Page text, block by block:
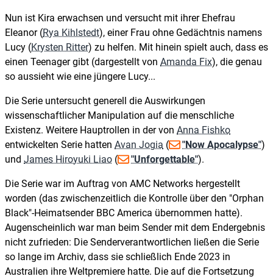
Nun ist Kira erwachsen und versucht mit ihrer Ehefrau
Eleanor (Rya Kihlstedt), einer Frau ohne Gedächtnis namens
Lucy (Krysten Ritter) zu helfen. Mit hinein spielt auch, dass es
einen Teenager gibt (dargestellt von Amanda Fix), die genau
so aussieht wie eine jüngere Lucy...
Die Serie untersucht generell die Auswirkungen
wissenschaftlicher Manipulation auf die menschliche
Existenz. Weitere Hauptrollen in der von Anna Fishko
entwickelten Serie hatten Avan Jogia ( "Now Apocalypse")
und James Hiroyuki Liao ( "Unforgettable").
Die Serie war im Auftrag von AMC Networks hergestellt
worden (das zwischenzeitlich die Kontrolle über den "Orphan
Black"-Heimatsender BBC America übernommen hatte).
Augenscheinlich war man beim Sender mit dem Endergebnis
nicht zufrieden: Die Senderverantwortlichen ließen die Serie
so lange im Archiv, dass sie schließlich Ende 2023 in
Australien ihre Weltpremiere hatte. Die auf die Fortsetzung